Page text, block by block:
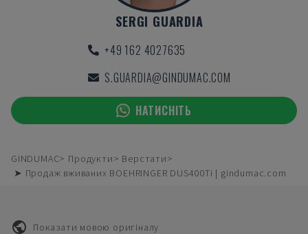
SERGI GUARDIA
+49 162 4027635
S.GUARDIA@GINDUMAC.COM
НАТИСНІТЬ
GINDUMAC Продукти
Верстати
➤ Продаж вживаних BOEHRINGER DUS400Ti | gindumac.com
Показати мовою оригіналу